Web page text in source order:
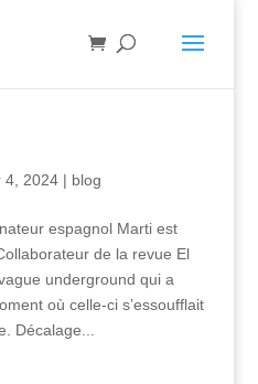
4, 2024| blog
espagnol Marti est
de la revue El
underground qui a
où celle-ci s’essoufflait
Décalage...